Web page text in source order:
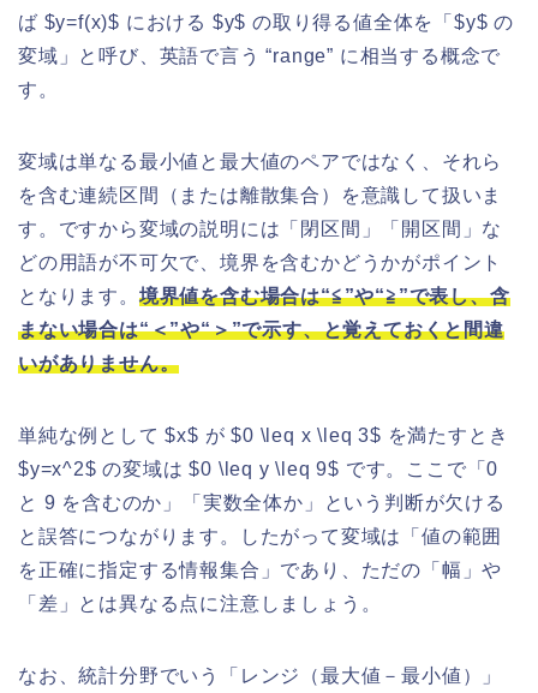
ば $y=f(x)$ における $y$ の取り得る値全体を「$y$ の
変域」と呼び、英語で言う “range” に相当する概念で
す。
変域は単なる最小値と最大値のペアではなく、それら
を含む連続区間（または離散集合）を意識して扱いま
す。ですから変域の説明には「閉区間」「開区間」な
どの用語が不可欠で、境界を含むかどうかがポイント
となります。 境界値を含む場合は“≦”や“≧”で表し、含
まない場合は“＜”や“＞”で示す、と覚えておくと間違
いがありません。
単純な例として $x$ が $0 \leq x \leq 3$ を満たすとき
$y=x^2$ の変域は $0 \leq y \leq 9$ です。ここで「0
と 9 を含むのか」「実数全体か」という判断が欠ける
と誤答につながります。したがって変域は「値の範囲
を正確に指定する情報集合」であり、ただの「幅」や
「差」とは異なる点に注意しましょう。
なお、統計分野でいう「レンジ（最大値－最小値）」